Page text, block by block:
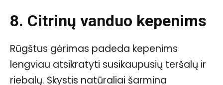
8. Citrinų vanduo kepenims
Rūgštus gėrimas padeda kepenims
lengviau atsikratyti susikaupusių teršalų ir
riebalų. Skystis natūraliai šarmina